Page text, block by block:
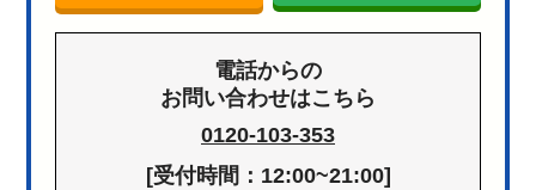
電話からの
お問い合わせはこちら
0120-103-353
[受付時間：12:00~21:00]